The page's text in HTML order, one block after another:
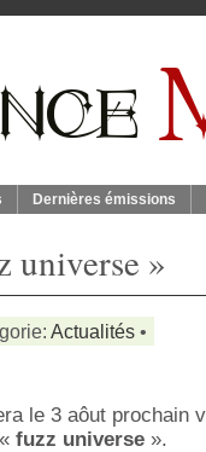
Dernières émissions
universe »
Actualités •
le 3 aôut prochain
fuzz universe ».